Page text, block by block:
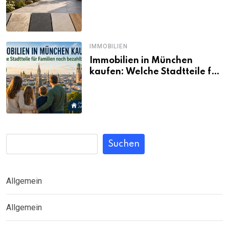
IMMOBILIEN
Immobilien in München
kaufen: Welche Stadtteile für
Suchen
Allgemein
Allgemein